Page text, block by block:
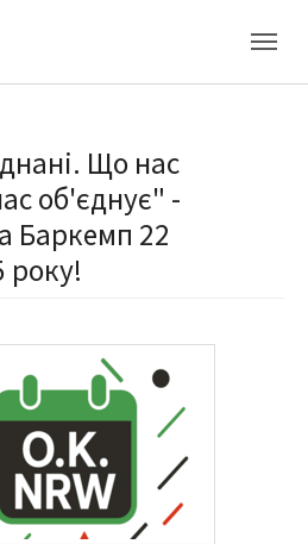
Що нас
об'єднує" -
Баркемп 22
року!